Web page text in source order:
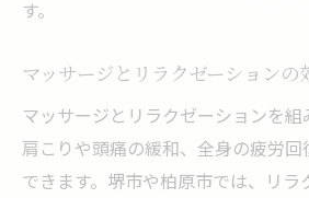
す。
マッサージとリラクゼーションの
マッサージとリラクゼーションを組
肩こりや頭痛の緩和、全身の疲労
できます。堺市や柏原市では、リラ